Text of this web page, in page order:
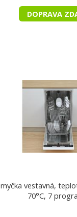
DOPRAVA
myčka vestavná,
70°C, 7